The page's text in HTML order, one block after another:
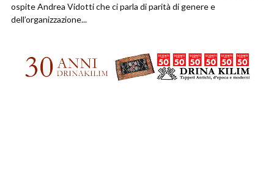
ospite Andrea Vidotti che ci parla di parità di genere e
dell’organizzazione...